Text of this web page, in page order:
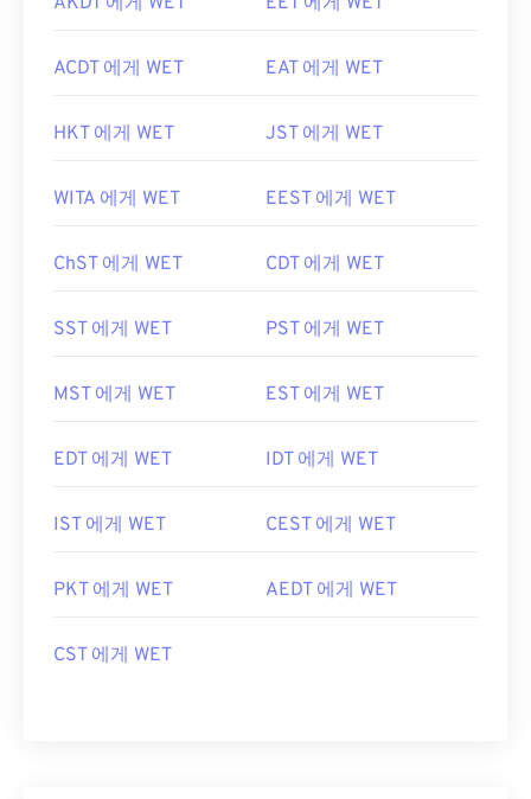
ACDT 에게 WET EAT 에게 WET
HKT 에게 WET JST 에게 WET
WITA 에게 WET EEST 에게 WET
ChST 에게 WET CDT 에게 WET
SST 에게 WET PST 에게 WET
MST 에게 WET EST 에게 WET
EDT 에게 WET IDT 에게 WET
IST 에게 WET CEST 에게 WET
PKT 에게 WET AEDT 에게 WET
CST 에게 WET